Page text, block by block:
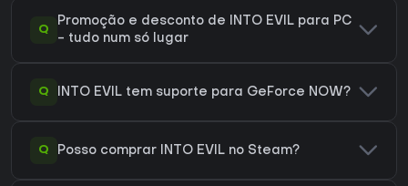
Q
Promoção e desconto de INTO EVIL para PC
- tudo num só lugar
Q INTO EVIL tem suporte para GeForce NOW?
Q Posso comprar INTO EVIL no Steam?